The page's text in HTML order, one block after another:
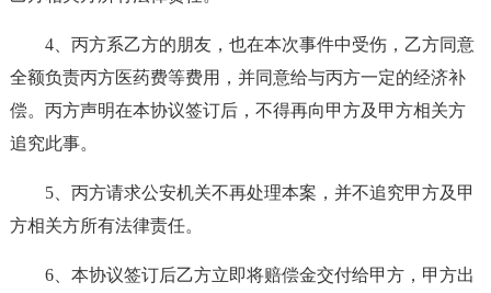
4、丙方系乙方的朋友，也在本次事件中受伤，乙方同意
全额负责丙方医药费等费用，并同意给与丙方一定的经济补
偿。丙方声明在本协议签订后，不得再向甲方及甲方相关方
追究此事。
5、丙方请求公安机关不再处理本案，并不追究甲方及甲
方相关方所有法律责任。
6、本协议签订后乙方立即将赔偿金交付给甲方，甲方出